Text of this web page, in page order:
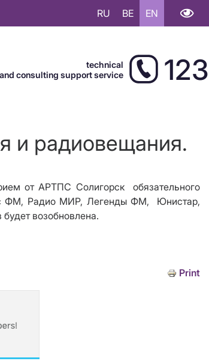
RU BE EN
technical
and consulting support service
123
и радиовещания.
от АРТПС Солигорск
обязательного
ФМ, Радио МИР, Легенды ФМ,
Юнистар,
возобновлена.
Print